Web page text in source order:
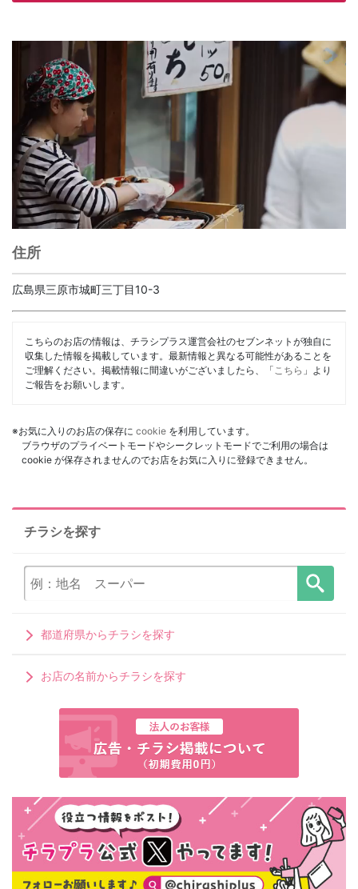
住所
広島県三原市城町三丁目10-3
こちらのお店の情報は、チラシプラス運営会社のセブンネットが独自に
収集した情報を掲載しています。最新情報と異なる可能性があることを
ご理解ください。掲載情報に間違いがございましたら、「 こちら 」より
ご報告をお願いします。
※お気に入りのお店の保存に cookie を利用しています。
ブラウザのプライベートモードやシークレットモードでご利用の場合は
cookie が保存されませんのでお店をお気に入りに登録できません。
チラシを探す
都道府県からチラシを探す
お店の名前からチラシを探す